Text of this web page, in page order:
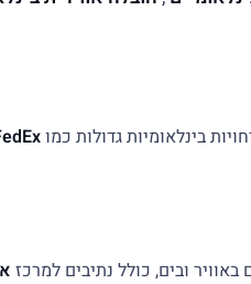
בינלאומיות גדולות כמו
ובים, כולל נתיבים למרכז